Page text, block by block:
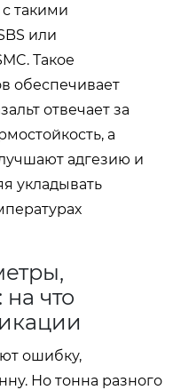
такими
или
Такое
обеспечивает
отвечает за
а
адгезию и
укладывать
что
ошибку,
Но тонна разного